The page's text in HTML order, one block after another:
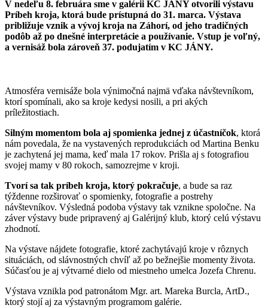
V nedeľu 8. februára sme v galérii KC JÁNY otvorili výstavu
Príbeh kroja, ktorá bude prístupná do 31. marca. Výstava
približuje vznik a vývoj kroja na Záhorí, od jeho tradičných
podôb až po dnešné interpretácie a používanie. Vstup je voľný,
a vernisáž bola zároveň 37. podujatím v KC JÁNY.
Atmosféra vernisáže bola výnimočná najmä vďaka návštevníkom,
ktorí spomínali, ako sa kroje kedysi nosili, a pri akých
príležitostiach.
Silným momentom bola aj spomienka jednej z účastníčok, ktorá
nám povedala, že na vystavených reprodukciách od Martina Benku
je zachytená jej mama, keď mala 17 rokov. Prišla aj s fotografiou
svojej mamy v 80 rokoch, samozrejme v kroji.
Tvorí sa tak príbeh kroja, ktorý pokračuje, a bude sa raz
týždenne rozširovať o spomienky, fotografie a postrehy
návštevníkov. Výsledná podoba výstavy tak vznikne spoločne. Na
záver výstavy bude pripravený aj Galérijný klub, ktorý celú výstavu
zhodnotí.
Na výstave nájdete fotografie, ktoré zachytávajú kroje v rôznych
situáciách, od slávnostných chvíľ až po bežnejšie momenty života.
Súčasťou je aj výtvarné dielo od miestneho umelca Jozefa Chrenu.
Výstava vznikla pod patronátom Mgr. art. Mareka Burcla, ArtD.,
ktorý stojí aj za výstavným programom galérie.